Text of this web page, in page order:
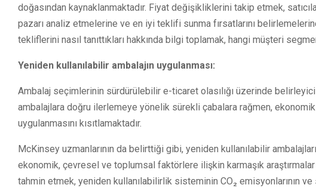
doğasından kaynaklanmaktadır. Fiyat değişikliklerini takip etmek,
pazarı analiz etmelerine ve en iyi teklifi sunma fırsatlarını
tekliflerini nasıl tanıttıkları hakkında bilgi toplamak, hangi müşteri
Yeniden kullanılabilir ambalajın uygulanması:
Ambalaj seçimlerinin sürdürülebilir e-ticaret olasılığı üzerinde
ambalajlara doğru ilerlemeye yönelik sürekli çabalara rağmen,
uygulanmasını kısıtlamaktadır.
McKinsey uzmanlarının da belirttiği gibi, yeniden kullanılabilir
ekonomik, çevresel ve toplumsal faktörlere ilişkin karmaşık
tahmin etmek, yeniden kullanılabilirlik sisteminin CO₂ emisyonlarının ve